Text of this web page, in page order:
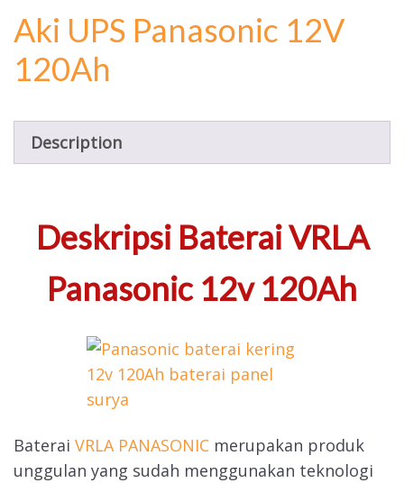
Aki UPS Panasonic 12V
120Ah
Description
Deskripsi Baterai VRLA
Panasonic 12v 120Ah
Baterai VRLA PANASONIC merupakan produk
unggulan yang sudah menggunakan teknologi